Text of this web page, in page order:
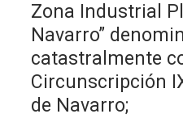
Zona Industrial
Navarro”
catastralmente
Circunscripción
de Navarro;